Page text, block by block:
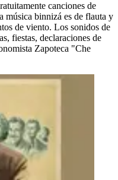
canciones de
música binnizá es de flauta y
de viento. Los sonidos de
fiestas, declaraciones de
Zapoteca "Che